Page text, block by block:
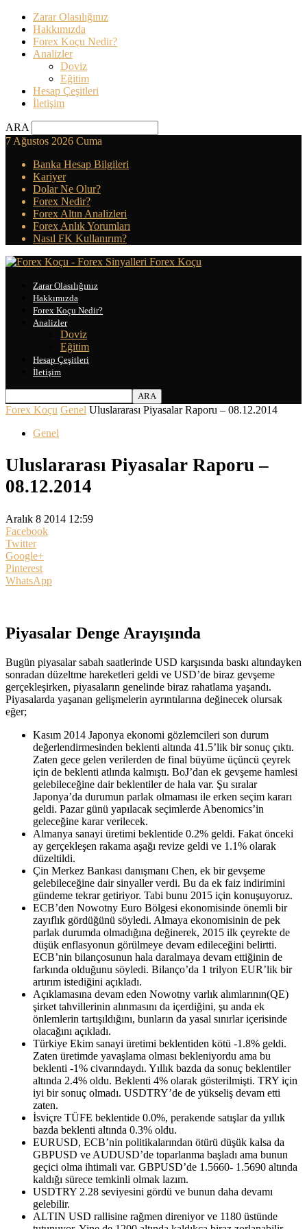
Zarar Olasılığınız
Hakkımızda
Forex Koçu Nedir?
Analizler
Doviz
Eğitim
Hesap Çeşitleri
İletişim
ARA
7 Ağustos 2026 Cuma
Banka Hesap Bilgileri
Kariyer
Dolar Ne Olur?
Forex Nedir?
Forex Altın Analizleri
Forex Anlık Yorumları
Nasıl FK Kullanırım?
Forex Koçu
Zarar Olasılığınız
Hakkımızda
Forex Koçu Nedir?
Analizler
Doviz
Eğitim
Hesap Çeşitleri
İletişim
Forex Koçu Genel Uluslararası Piyasalar Raporu – 08.12.2014
Genel
Uluslararası Piyasalar Raporu –
08.12.2014
Aralık 8 2014 12:59
Facebook
Twitter
Google+
Pinterest
WhatsApp
Piyasalar Denge Arayışında
Bugün piyasalar sabah saatlerinde USD karşısında baskı altındayken
sonradan düzeltme hareketleri geldi ve USD’de biraz gevşeme
gerçekleşirken, piyasaların genelinde biraz rahatlama yaşandı.
Piyasalarda yaşanan gelişmelerin ayrıntılarına değinecek olursak
eğer;
Kasım 2014 Japonya ekonomi gözlemcileri son durum
değerlendirmesinden beklenti altında 41.5’lik bir sonuç çıktı.
Zaten gece gelen verilerden de final büyüme üçüncü çeyrek
için de beklenti atlında kalmıştı. BoJ’dan ek gevşeme hamlesi
gelebileceğine dair beklentiler de hala var. Şu sıralar
Japonya’da durumun parlak olmaması ile erken seçim kararı
geldi. Pazar günü yapılacak seçimlerde Abenomics’in
geleceğine karar verilecek.
Almanya sanayi üretimi beklentide 0.2% geldi. Fakat önceki
ay gerçekleşen rakama aşağı revize geldi ve 1.1% olarak
düzeltildi.
Çin Merkez Bankası danışmanı Chen, ek bir gevşeme
gelebileceğine dair sinyaller verdi. Bu da ek faiz indirimini
gündeme tekrar getiriyor. Tabi bunu 2015 için konuşuyoruz.
ECB’den Nowotny Euro Bölgesi ekonomisinde önemli bir
zayıflık gördüğünü söyledi. Almaya ekonomisinin de pek
parlak durumda olmadığına değinerek, 2015 ilk çeyrekte de
düşük enflasyonun görülmeye devam edileceğini belirtti.
ECB’nin bilançosunun hala daralmaya devam ettiğinin de
farkında olduğunu söyledi. Bilanço’da 1 trilyon EUR’lik bir
artırım istediğini açıkladı.
Açıklamasına devam eden Nowotny varlık alımlarının(QE)
şirket tahvillerinin alınmasını da içerdiğini, şu anda ek
önlemlerin tartışıldığını, bunların da yasal sınırlar içerisinde
olacağını açıkladı.
Türkiye Ekim sanayi üretimi beklentiden kötü -1.8% geldi.
Zaten üretimde yavaşlama olması bekleniyordu ama bu
beklenti -1% civarındaydı. Yıllık bazda da sonuç beklentiler
altında 2.4% oldu. Beklenti 4% olarak gösterilmişti. TRY için
iyi bir sonuç olmadı. USDTRY’de de yükseliş devam etti
zaten.
İsviçre TÜFE beklentide 0.0%, perakende satışlar da yıllık
bazda beklenti altında 0.3% oldu.
EURUSD, ECB’nin politikalarından ötürü düşük kalsa da
GBPUSD ve AUDUSD’de toparlanma başladı ama bunun
geçici olma ihtimali var. GBPUSD’de 1.5660- 1.5690 altında
kaldığı sürece temkinli olmak lazım.
USDTRY 2.28 seviyesini gördü ve bunun daha devamı
gelebilir.
ALTIN USD rallisine rağmen direniyor ve 1180 üstünde